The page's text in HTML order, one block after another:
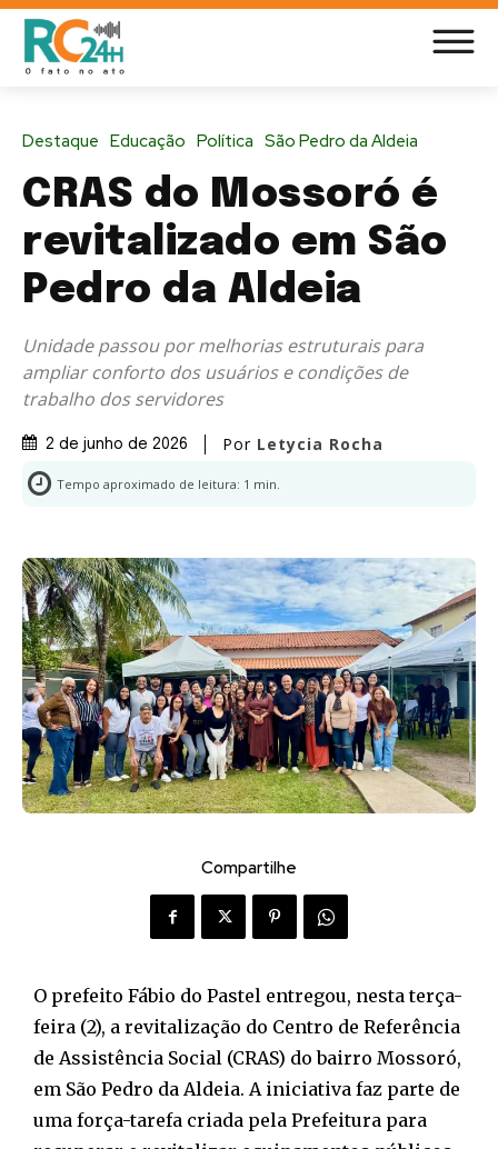
Destaque Educação Política São Pedro da Aldeia
CRAS do Mossoró é
revitalizado em São
Pedro da Aldeia
Unidade passou por melhorias estruturais para
ampliar conforto dos usuários e condições de
trabalho dos servidores
2 de junho de 2026 Por Letycia Rocha
Tempo aproximado de leitura: 1 min.
Compartilhe
O prefeito Fábio do Pastel entregou, nesta terça-
feira (2), a revitalização do Centro de Referência
de Assistência Social (CRAS) do bairro Mossoró,
em São Pedro da Aldeia. A iniciativa faz parte de
uma força-tarefa criada pela Prefeitura para